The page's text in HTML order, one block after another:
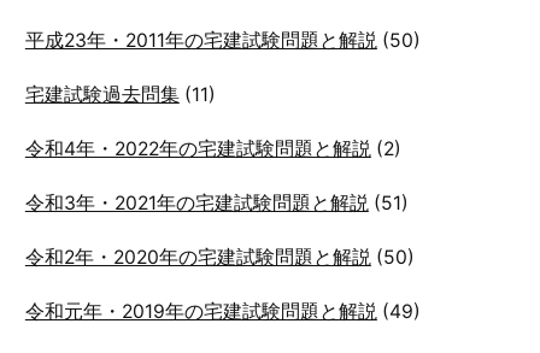
平成23年・2011年の宅建試験問題と解説(50)
宅建試験過去問集(11)
令和4年・2022年の宅建試験問題と解説(2)
令和3年・2021年の宅建試験問題と解説(51)
令和2年・2020年の宅建試験問題と解説(50)
令和元年・2019年の宅建試験問題と解説(49)